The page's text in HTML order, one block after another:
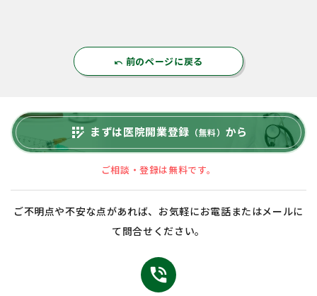
undo 前のページに戻る
app_registration まずは医院開業登録 （無料） から
ご相談・登録は無料です。
ご不明点や不安な点があれば、お気軽にお電話またはメールに
て問合せください。
phone_in_talk